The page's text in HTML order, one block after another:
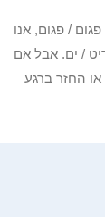
פריט פגום / פגום, אנו
/ ים. אבל אם
החזר ברגע